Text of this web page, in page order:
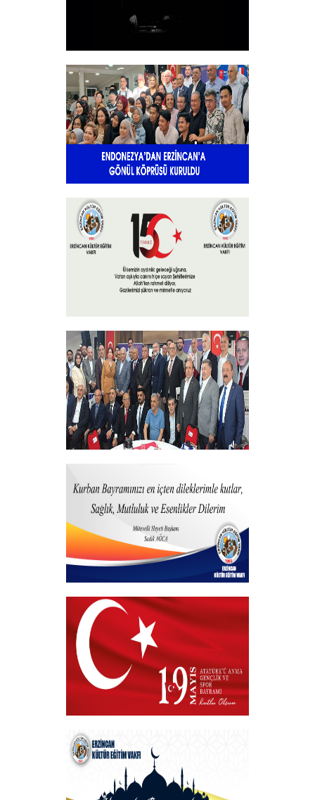
10 KASIM
+
Endonezya’dan Erzincan’a gönül
köprüsü
+
15 Temmuz 2025
+
Programı
+
Kurban Bayramı
+
19 MAYIS 2025
+